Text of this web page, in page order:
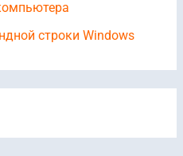
строки Windows